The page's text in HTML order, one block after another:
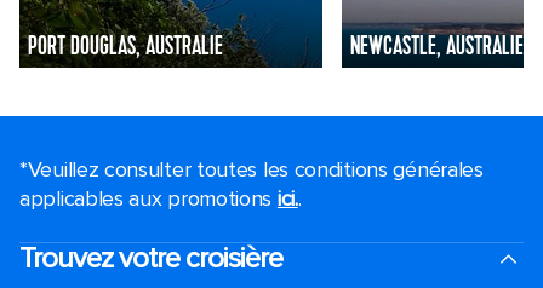
PORT DOUGLAS, AUSTRALIE NEWCASTLE, AUSTRALIE
*Veuillez consulter toutes les conditions générales
applicables aux promotions ici..
Trouvez votre croisière